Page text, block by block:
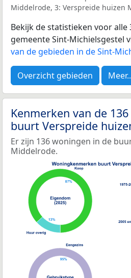
Middelrode, 3: Verspreide huizen
Bekijk de statistieken voor
gemeente Sint-Michielsgestel
van de gebieden in de Sint-
Overzicht gebieden
Kenmerken van de
buurt Verspreide
Er zijn 136 woningen in de
Middelrode.